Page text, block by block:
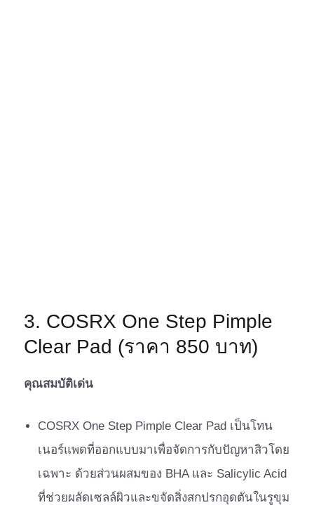
3. COSRX One Step Pimple
Clear Pad (ราคา 850 บาท)
คุณสมบัติเด่น
COSRX One Step Pimple Clear Pad เป็นโทน
เนอร์แพดที่ออกแบบมาเพื่อจัดการกับปัญหาสิวโดย
เฉพาะ ด้วยส่วนผสมของ BHA และ Salicylic Acid
ที่ช่วยผลัดเซลล์ผิวและขจัดสิ่งสกปรกอุดตันในรูขุม